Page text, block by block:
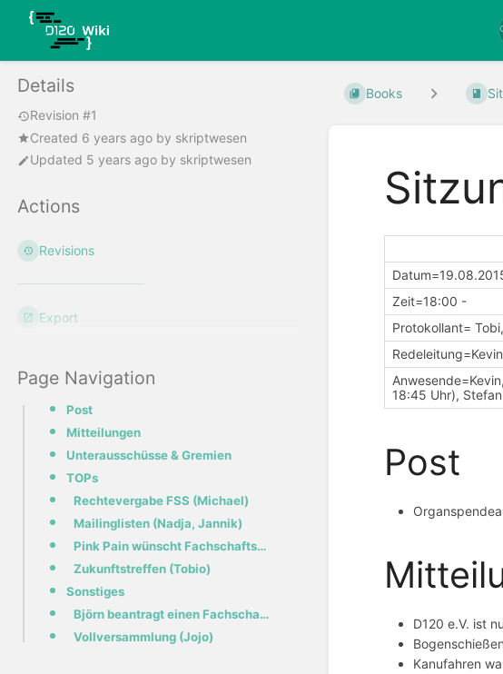
Details
Revision #1
Created 6 years ago by skriptwesen
Updated 5 years ago by skriptwesen
Actions
Revisions
Export
Page Navigation
Post
Mitteilungen
Unterausschüsse & Gremien
TOPs
Rechtevergabe FSS (Michael)
Mailinglisten (Nadja, Jannik)
Pink Pain wünscht Fachschaftsbesitz zu leihen (Julius)
Zukunftstreffen (Tobio)
Sonstiges
Björn beantragt einen Fachschaftsaccount
Vollversammlung (Jojo)
Books
Zeit=18:00 -
Protokollant=
Redeleitung=Kevin
18:45 Uhr),
Post
D120 e.V. ist
Kanufahren